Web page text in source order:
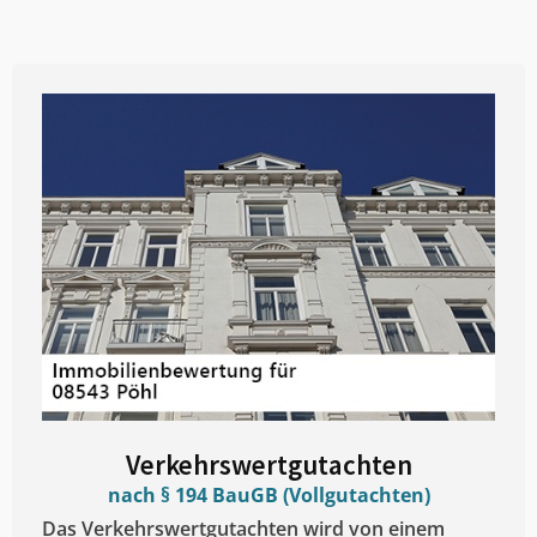
Verkehrswertgutachten
nach § 194 BauGB (Vollgutachten)
Das Verkehrswertgutachten wird von einem